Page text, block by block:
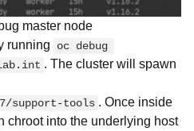
master node
running
oc debug
. The cluster will spawn
support-tools . Once inside
chroot into the underlying host